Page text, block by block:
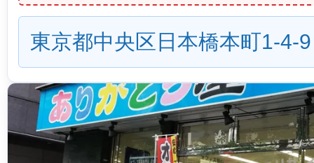
東京都中央区日本橋本町1-4-9